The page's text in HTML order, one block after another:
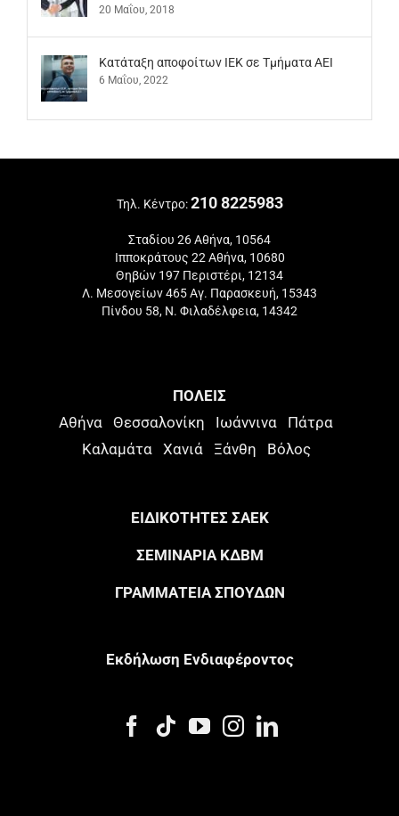
20 Μαΐου, 2018
Kατάταξη αποφοίτων ΙΕΚ σε Τμήματα ΑΕΙ
6 Μαΐου, 2022
Τηλ. Κέντρο:210 8225983
Σταδίου 26 Αθήνα, 10564
Ιπποκράτους 22 Αθήνα, 10680
Θηβών 197 Περιστέρι, 12134
Λ. Μεσογείων 465 Αγ. Παρασκευή, 15343
Πίνδου 58, Ν. Φιλαδέλφεια, 14342
ΠΟΛΕΙΣ
Αθήνα Θεσσαλονίκη Ιωάννινα
Πάτρα
Καλαμάτα
Χανιά Ξάνθη Βόλος
ΕΙΔΙΚΟΤΗΤΕΣ ΣΑΕΚ
ΣΕΜΙΝΑΡΙΑ ΚΔΒΜ
ΓΡΑΜΜΑΤΕΙΑ ΣΠΟΥΔΩΝ
Eκδήλωση Eνδιαφέροντος